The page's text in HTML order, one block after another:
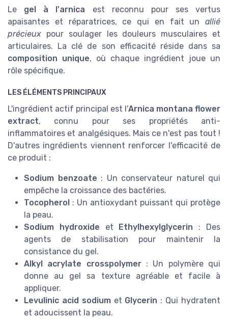
Le gel à l'arnica est reconnu pour ses vertus
apaisantes et réparatrices, ce qui en fait un allié
précieux pour soulager les douleurs musculaires et
articulaires. La clé de son efficacité réside dans sa
composition unique, où chaque ingrédient joue un
rôle spécifique.
LES ÉLÉMENTS PRINCIPAUX
L'ingrédient actif principal est l'Arnica montana flower
extract, connu pour ses propriétés anti-
inflammatoires et analgésiques. Mais ce n'est pas tout !
D'autres ingrédients viennent renforcer l'efficacité de
ce produit :
Sodium benzoate : Un conservateur naturel qui
empêche la croissance des bactéries.
Tocopherol : Un antioxydant puissant qui protège
la peau.
Sodium hydroxide et Ethylhexylglycerin : Des
agents de stabilisation pour maintenir la
consistance du gel.
Alkyl acrylate crosspolymer: Un polymère qui
donne au gel sa texture agréable et facile à
appliquer.
Levulinic acid sodiumet Glycerin : Qui hydratent
et adoucissent la peau.